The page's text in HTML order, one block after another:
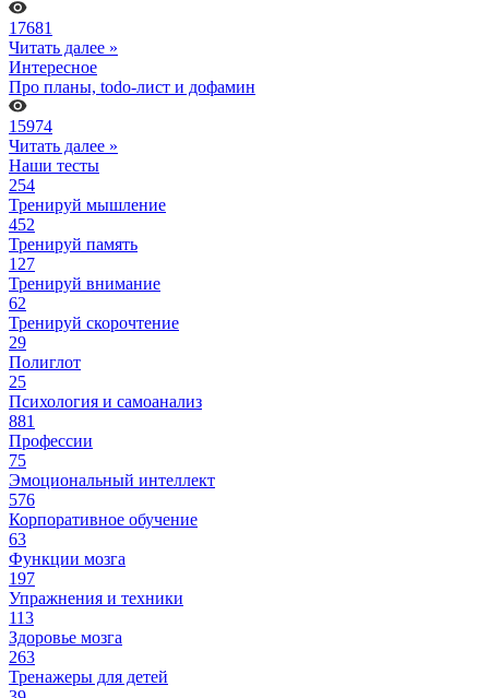
17681
Читать далее »
Интересное
Про планы, todo-лист и дофамин
15974
Читать далее »
Наши тесты
254
Тренируй мышление
452
Тренируй память
127
Тренируй внимание
62
Тренируй скорочтение
29
Полиглот
25
Психология и самоанализ
881
Профессии
75
Эмоциональный интеллект
576
Корпоративное обучение
63
Функции мозга
197
Упражнения и техники
113
Здоровье мозга
263
Тренажеры для детей